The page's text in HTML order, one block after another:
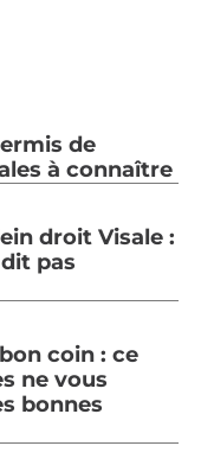
de
à connaître
droit Visale :
pas
coin : ce
ne vous
bonnes